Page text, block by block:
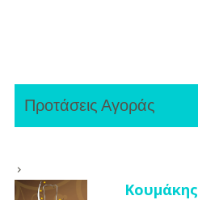
Προτάσεις Αγοράς
Κουμάκης